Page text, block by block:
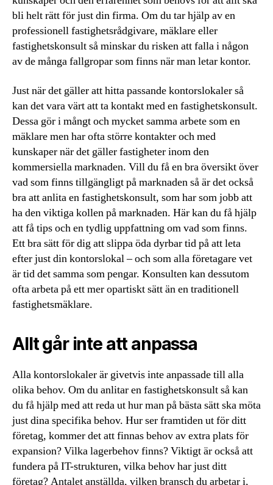
bli helt rätt för just din firma. Om du tar hjälp av en
professionell fastighetsrådgivare, mäklare eller
fastighetskonsult så minskar du risken att falla i någon
av de många fallgropar som finns när man letar kontor.
Just när det gäller att hitta passande kontorslokaler så
kan det vara värt att ta kontakt med en fastighetskonsult.
Dessa gör i mångt och mycket samma arbete som en
mäklare men har ofta större kontakter och med
kunskaper när det gäller fastigheter inom den
kommersiella marknaden. Vill du få en bra översikt över
vad som finns tillgängligt på marknaden så är det också
bra att anlita en fastighetskonsult, som har som jobb att
ha den viktiga kollen på marknaden. Här kan du få hjälp
att få tips och en tydlig uppfattning om vad som finns.
Ett bra sätt för dig att slippa öda dyrbar tid på att leta
efter just din kontorslokal – och som alla företagare vet
är tid det samma som pengar. Konsulten kan dessutom
ofta arbeta på ett mer opartiskt sätt än en traditionell
fastighetsmäklare.
Allt går inte att anpassa
Alla kontorslokaler är givetvis inte anpassade till alla
olika behov. Om du anlitar en fastighetskonsult så kan
du få hjälp med att reda ut hur man på bästa sätt ska möta
just dina specifika behov. Hur ser framtiden ut för ditt
företag, kommer det att finnas behov av extra plats för
expansion? Vilka lagerbehov finns? Viktigt är också att
fundera på IT-strukturen, vilka behov har just ditt
företag? Antalet anställda, vilken bransch du arbetar i,